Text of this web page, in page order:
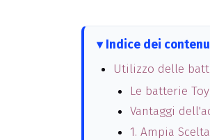
Indice dei
Utilizzo delle
Le batterie
Vantaggi
1. Ampia